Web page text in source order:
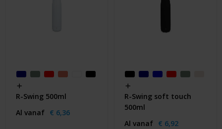
R-Swing 500ml
Al vanaf € 6,36
R-Swing soft touch
500ml
Al vanaf € 6,92